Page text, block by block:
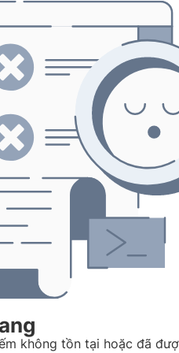
không tồn tại hoặc đã